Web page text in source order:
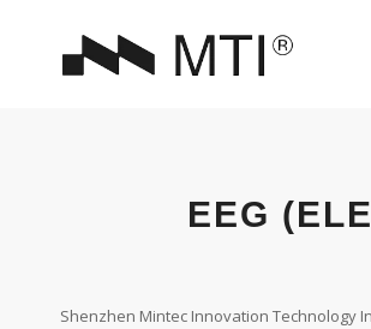
EEG
Shenzhen Mintec Innovation Technology